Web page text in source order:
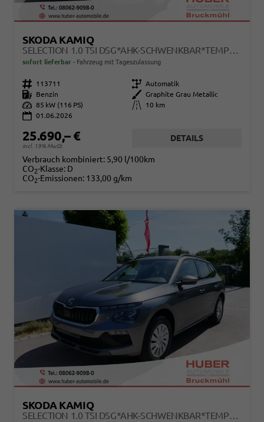
SKODA KAMIQ
SELECTION 1.0 TSI DSG*AHK-SCHWENKBAR*TEMPOMAT*PDC-HINTEN*KEYLESS-GO*SHZ*
sofort lieferbar Fahrzeug mit Tageszulassung
Fahrzeugnr. 113711 Getriebe Automatik
Kraftstoff
Benzin Außenfarbe
Graphite Grau Metallic
Leistung 85 kW (116 PS) Kilometerstand
10 km
01.06.2026
25.690,– €
incl. 19% MwSt.
DETAILS
Verbrauch kombiniert: 5,90 l/100km
CO2-Klasse: D
CO2-Emissionen: 133,00 g/km
SKODA KAMIQ
SELECTION 1.0 TSI DSG*AHK-SCHWENKBAR*TEMPOMAT*PDC-HINTEN*KEYLESS-GO*SHZ*